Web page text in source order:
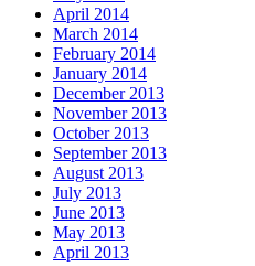
April 2014
March 2014
February 2014
January 2014
December 2013
November 2013
October 2013
September 2013
August 2013
July 2013
June 2013
May 2013
April 2013